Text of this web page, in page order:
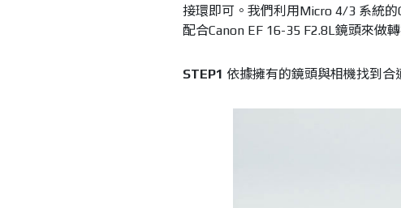
接環即可。我們利用Micro 4/3 系統的
配合Canon EF 16-35 F2.8L鏡頭來做
STEP1 依據擁有的鏡頭與相機找到合